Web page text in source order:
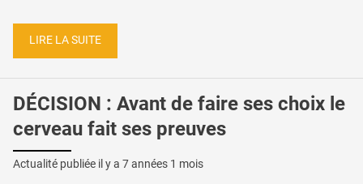
LIRE LA SUITE
DÉCISION : Avant de faire ses choix le
cerveau fait ses preuves
Actualité publiée il y a 7 années 1 mois